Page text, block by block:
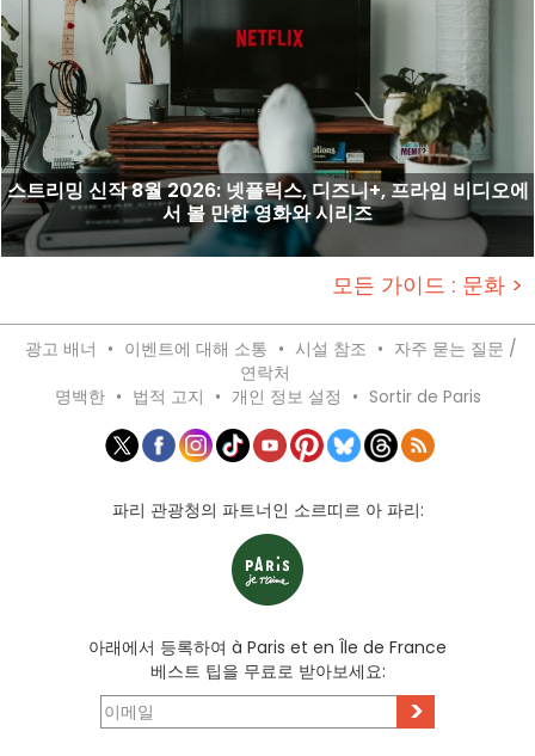
스트리밍 신작 8월 2026: 넷플릭스, 디즈니+, 프라임 비디오에
서 볼 만한 영화와 시리즈
모든 가이드 : 문화 >
광고 배너 • 이벤트에 대해 소통 • 시설 참조 • 자주 묻는 질문 /
연락처
명백한 • 법적 고지 • 개인 정보 설정 • Sortir de Paris
파리 관광청의 파트너인 소르띠르 아 파리:
아래에서 등록하여 à Paris et en Île de France
베스트 팁을 무료로 받아보세요:
>